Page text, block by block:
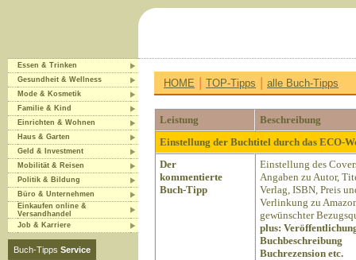
Essen & Trinken
Gesundheit & Wellness
Mode & Kosmetik
Familie & Kind
Einrichten & Wohnen
Haus & Garten
Geld & Investment
Mobilität & Reisen
Politik & Bildung
Büro & Unternehmen
Einkaufen online &
Versandhandel
Job & Karriere
Buch-Tipps Service
HOME | TOP-Tipps | alle Buch-Tipps
Leistung
Beschreibung
Einstellung der Buchtitel durch das ECO-
Der
kommentierte
Buch-Tipp
Einstellung des
Angaben zu Autor,
Verlag, ISBN, Preis
Verlinkung zu
gewünschter
plus:
Buchbeschreibung
Buchrezension etc.